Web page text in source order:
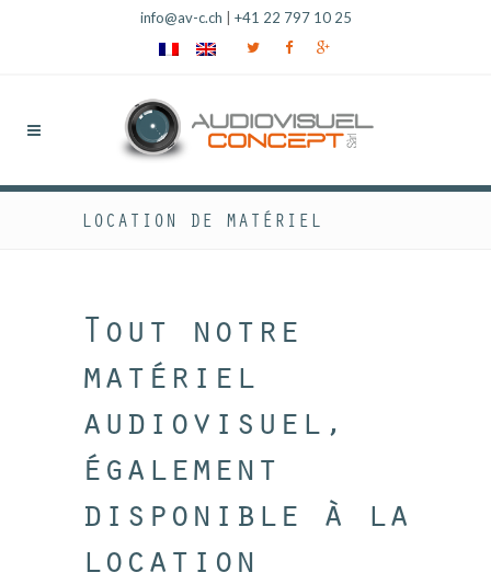
info@av-c.ch +41 22 797 10 25
LOCATION DE MATÉRIEL
Tout notre
matériel
audiovisuel,
également
disponible à la
location